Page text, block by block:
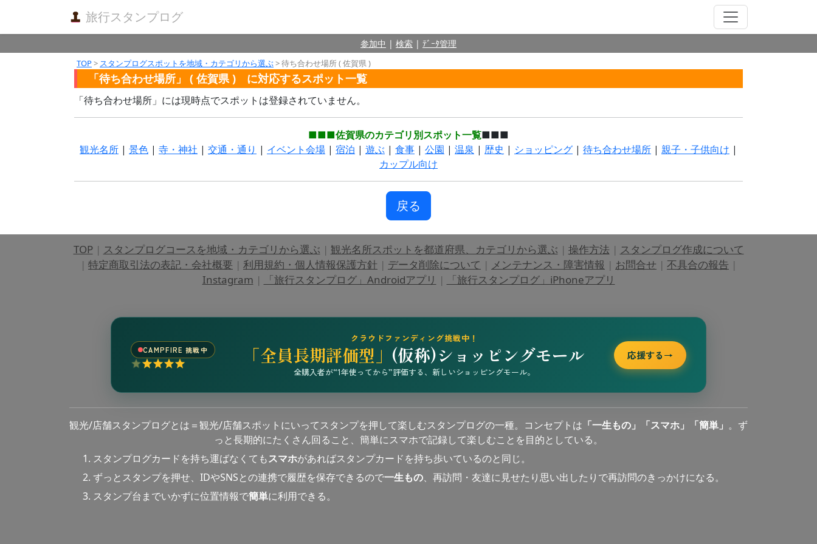
旅行スタンプログ
参加中 | 検索 | ﾃﾞｰﾀ管理
TOP> スタンプログスポットを地域・カテゴリから選ぶ> 待ち合わせ場所 ( 佐賀県 )
「待ち合わせ場所」 ( 佐賀県 ) に対応するスポット一覧
「待ち合わせ場所」には現時点でスポットは登録されていません。
■■■佐賀県のカテゴリ別スポット一覧■■■
観光名所 | 景色 | 寺・神社 | 交通・通り | イベント会場 | 宿泊 | 遊ぶ | 食事 | 公園 | 温泉 | 歴史 | ショッピング | 待ち合わせ場所 | 親子・子供向け |
カップル向け
戻る
TOP| スタンプログコースを地域・カテゴリから選ぶ | 観光名所スポットを都道府県、カテゴリから選ぶ | 操作方法| スタンプログ作成について
| 特定商取引法の表記・会社概要 | 利用規約・個人情報保護方針 | データ削除について | メンテナンス・障害情報 | お問合せ | 不具合の報告 |
Instagram | 「旅行スタンプログ」Androidアプリ | 「旅行スタンプログ」iPhoneアプリ
CAMPFIRE 挑戦中
クラウドファンディング挑戦中！
「全員長期評価型」 (仮称)ショッピングモール
全購入者が“1年使ってから”評価する、新しいショッピングモール。
応援する→
観光/店舗スタンプログとは＝観光/店舗スポットにいってスタンプを押して楽しむスタンプログの一種。コンセプトは 「一生もの」「スマホ」「簡単」 。ず
っと長期的にたくさん回ること、簡単にスマホで記録して楽しむことを目的としている。
スタンプログカードを持ち運ばなくてもスマホがあればスタンプカードを持ち歩いているのと同じ。
ずっとスタンプを押せ、IDやSNSとの連携で履歴を保存できるので一生もの、再訪問・友達に見せたり思い出したりで再訪問のきっかけになる。
スタンプ台までいかずに位置情報で簡単に利用できる。